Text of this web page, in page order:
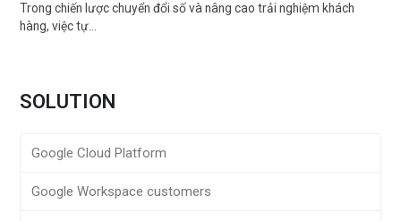
Trong chiến lược chuyển đổi số và nâng cao trải nghiệm khách
hàng, việc tự…
SOLUTION
Google Cloud Platform
Google Workspace customers